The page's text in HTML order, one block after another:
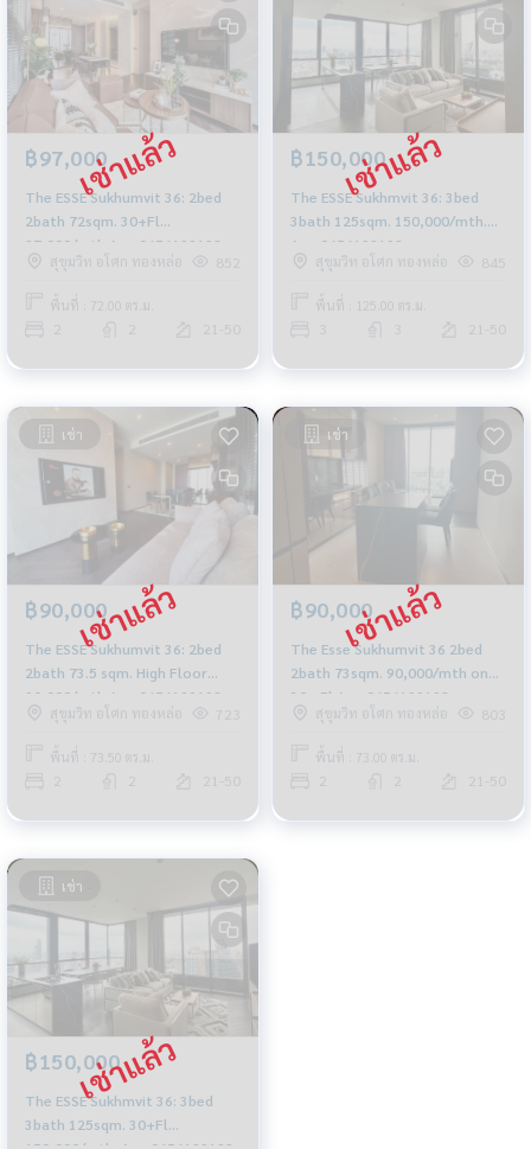
฿97,000
The ESSE Sukhumvit 36: 2bed
2bath 72sqm. 30+Fl
97,000/mth Am: 0656199198
สุขุมวิท อโศก ทองหล่อ
852
พื้นที่ : 72.00 ตร.ม.
21-50
฿150,000
The ESSE Sukhmvit 36: 3bed
3bath 125sqm. 150,000/mth.
Am: 0656199198
สุขุมวิท อโศก ทองหล่อ
845
พื้นที่ : 125.00 ตร.ม.
21-50
เช่า
฿90,000
The ESSE Sukhumvit 36: 2bed
2bath 73.5 sqm. High Floor
90,000/mth Am: 0656199198
สุขุมวิท อโศก ทองหล่อ
723
พื้นที่ : 73.50 ตร.ม.
21-50
เช่า
฿90,000
The Esse Sukhumvit 36 2bed
2bath 73sqm. 90,000/mth on
30+ Fl Am: 0656199198
สุขุมวิท อโศก ทองหล่อ
803
พื้นที่ : 73.00 ตร.ม.
21-50
เช่า
฿150,000
The ESSE Sukhmvit 36: 3bed
3bath 125sqm. 30+Fl